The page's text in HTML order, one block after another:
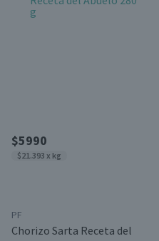
$5990
$21.393 x kg
PF
Chorizo Sarta Receta del